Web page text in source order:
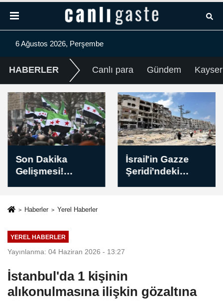
6 Ağustos 2026, Perşembe
HABERLER Canlı para Gündem
Son Dakika
Gelişmesi!
Suriye'nin
toprak
bütünlüğünü
hedef alan
istikrarına yönelik
en büyük
İsrail'in Gazze
Şeridi’ndeki
Haberler Yerel Haberler
YEREL HABERLER
Yayınlanma: 04 Haziran 2026 - 13:27
İstanbul'da 1 kişinin
alıkonulmasına ilişkin gözaltına